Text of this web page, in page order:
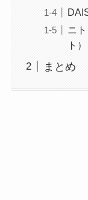
ニ
ト）
まとめ